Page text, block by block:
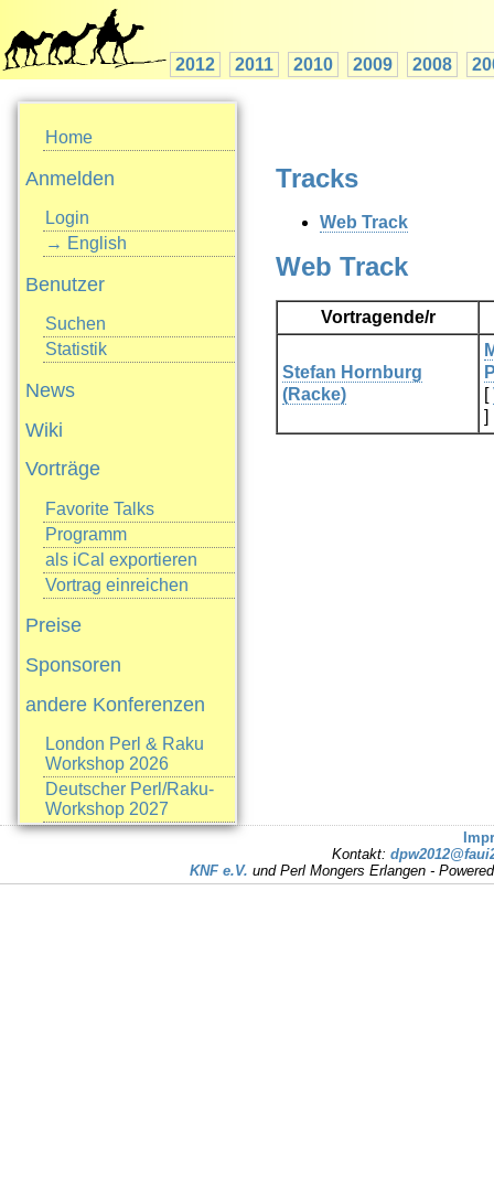
2012 2011 2010 2009 2008
Home
Anmelden
Login
→ English
Benutzer
Suchen
Statistik
News
Wiki
Vorträge
Favorite Talks
Programm
als iCal exportieren
Vortrag einreichen
Preise
Sponsoren
andere Konferenzen
London Perl & Raku
Workshop 2026
Deutscher Perl/Raku-
Workshop 2027
Tracks
Web Track
Web Track
Vortragende/r
Stefan Hornburg
(‎Racke‎)
[
]
Kontakt:
KNF e.V. und Perl Mongers Erlangen -